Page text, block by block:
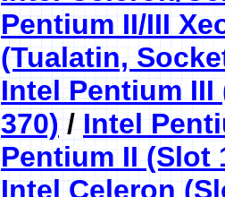
Pentium II/III
(Tualatin,
Intel Pentium
370)/Intel
Pentium II (Slot
Intel Celeron